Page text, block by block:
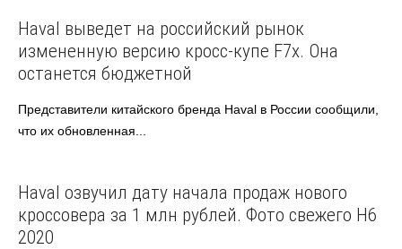
Haval
Haval выведет на российский рынок
измененную версию кросс-купе F7x. Она
останется бюджетной
Представители китайского бренда Haval в России сообщили,
что их обновленная...
Haval
Haval озвучил дату начала продаж нового
кроссовера за 1 млн рублей. Фото свежего H6
2020